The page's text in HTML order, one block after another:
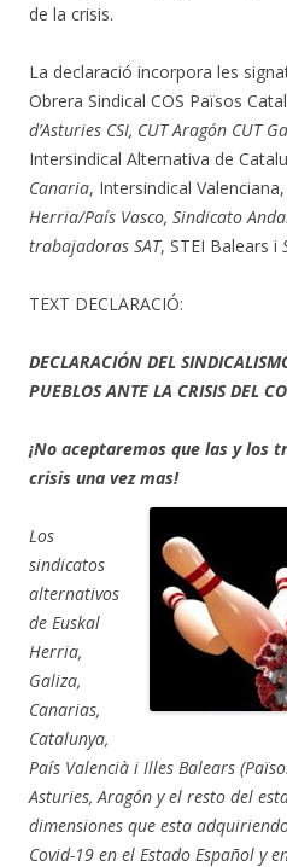
de la crisis.
La declaració incorpora les
Obrera Sindical COS Països
d’Asturies CSI, CUT Aragón CUT
Intersindical Alternativa de
Canaria, Intersindical Valenciana,
Herria/País Vasco, Sindicato
trabajadoras SAT, STEI Balears i
TEXT DECLARACIÓ:
DECLARACIÓN DEL
PUEBLOS ANTE LA CRISIS DEL
¡No aceptaremos que las y los
crisis una vez mas!
Los
sindicatos
alternativos
de Euskal
Herria,
Galiza,
Canarias,
Catalunya,
País Valencià i Illes Balears
Asturies, Aragón y el resto del
dimensiones que esta
Covid-19 en el Estado Español y